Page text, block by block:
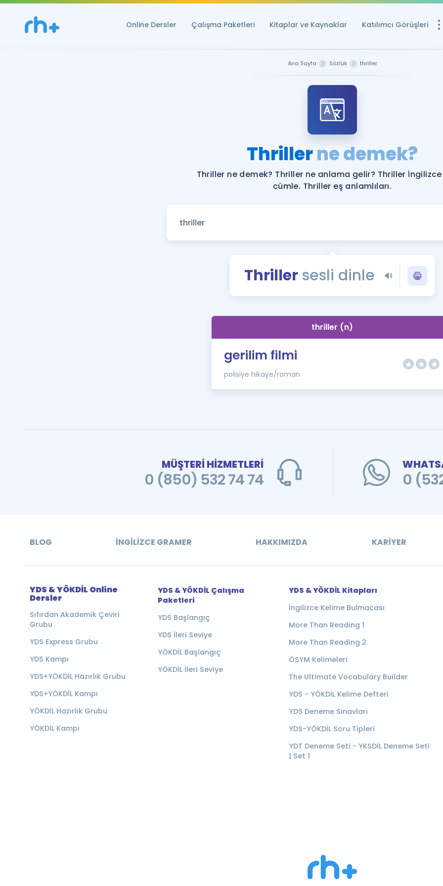
Online Dersler Çalışma Paketleri Kitaplar ve Kaynaklar Katılımcı Görüşleri
YDS ve YÖKDİL
Rehberlik Aracı
YDS ve YÖKDİL'e
Tüm ÖSYM
YDS - YÖKDİL
İngilizce Gramer
Ana Sayfa Sözlük thriller
Thrillerne demek?
Thriller ne demek? Thriller ne anlama gelir? Thriller
cümle. Thriller eş anlamlıları.
Thriller sesli dinle
thriller (n)
gerilim filmi
polisiye hikaye/roman
MÜŞTERİ HİZMETLERİ
0 (850) 532 74 74 0
BLOG İNGILIZCE GRAMER HAKKIMIZDA KARIYER
YDS & YÖKDİL Online
Dersler
Sıfırdan Akademik Çeviri
Grubu
YDS Express Grubu
YDS Kampı
YDS+YÖKDİL Hazırlık Grubu
YDS+YÖKDİL Kampı
YÖKDİL Hazırlık Grubu
YÖKDİL Kampı
YDS & YÖKDİL Çalışma
Paketleri
YDS Başlangıç
YDS İleri Seviye
YÖKDİL Başlangıç
YÖKDİL İleri Seviye
YDS & YÖKDİL Kitapları
İngilizce Kelime Bulmacası
More Than Reading 1
More Than Reading 2
ÖSYM Kelimeleri
The Ultimate Vocabulary Builder
YDS - YÖKDİL Kelime Defteri
YDS Deneme Sınavları
YDS-YÖKDİL Soru Tipleri
YDT Deneme Seti - YKSDİL Deneme Seti
| Set 1